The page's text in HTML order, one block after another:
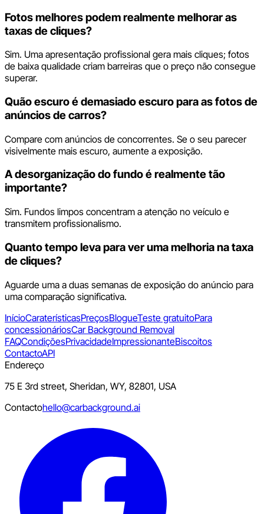
Fotos melhores podem realmente melhorar as
taxas de cliques?
Sim. Uma apresentação profissional gera mais cliques; fotos
de baixa qualidade criam barreiras que o preço não consegue
superar.
Quão escuro é demasiado escuro para as fotos de
anúncios de carros?
Compare com anúncios de concorrentes. Se o seu parecer
visivelmente mais escuro, aumente a exposição.
A desorganização do fundo é realmente tão
importante?
Sim. Fundos limpos concentram a atenção no veículo e
transmitem profissionalismo.
Quanto tempo leva para ver uma melhoria na taxa
de cliques?
Aguarde uma a duas semanas de exposição do anúncio para
uma comparação significativa.
InícioCaraterísticasPreçosBlogueTeste gratuitoPara
concessionáriosCar Background Removal
FAQCondiçõesPrivacidadeImpressionanteBiscoitos
ContactoAPI
Endereço
75 E 3rd street, Sheridan, WY, 82801, USA
Contactohello@carbackground.ai